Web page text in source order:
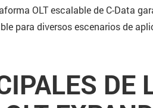
OLT escalable de C-Data
para diversos escenarios de
DE